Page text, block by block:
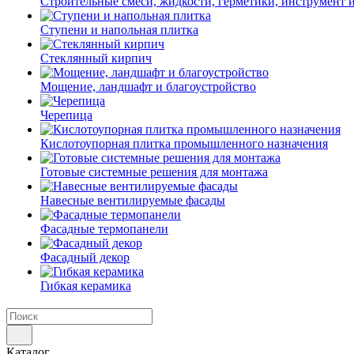
Ступени и напольная плитка
Cтеклянный кирпич
Мощение, ландшафт и благоустройство
Черепица
Кислотоупорная плитка промышленного назначения
Готовые системные решения для монтажа
Навесные вентилируемые фасады
Фасадные термопанели
Фасадный декор
Гибкая керамика